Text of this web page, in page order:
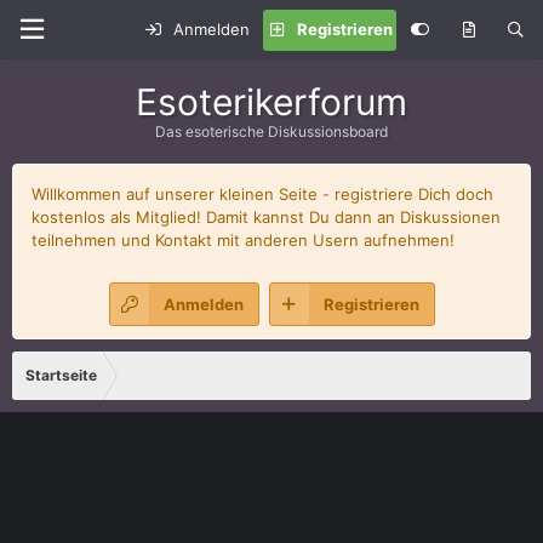
Anmelden Registrieren
Esoterikerforum
Das esoterische Diskussionsboard
Willkommen auf unserer kleinen Seite - registriere Dich doch
kostenlos als Mitglied! Damit kannst Du dann an Diskussionen
teilnehmen und Kontakt mit anderen Usern aufnehmen!
Anmelden Registrieren
Startseite